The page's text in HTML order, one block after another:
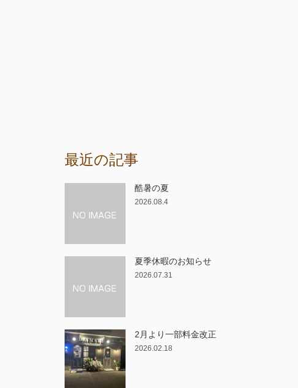
最近の記事
酷暑の夏
2026.08.4
夏季休暇のお知らせ
2026.07.31
2月より一部料金改正
2026.02.18